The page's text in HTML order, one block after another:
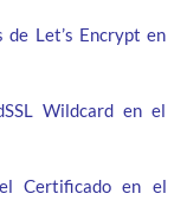
Let’s Encrypt en
Wildcard en el
Certificado en el